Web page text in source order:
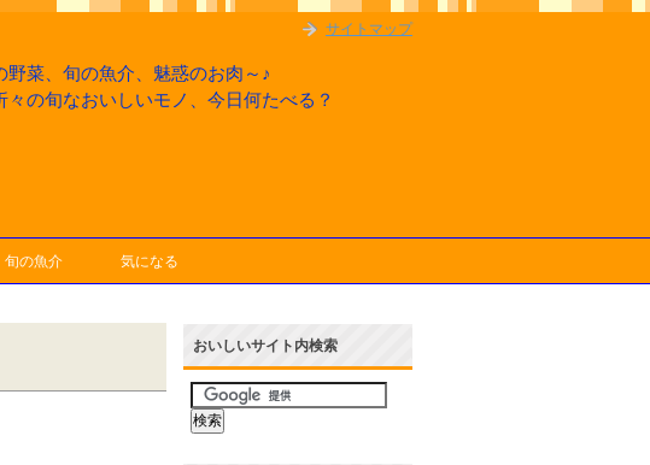
野菜、旬の魚介、魅惑のお肉～♪
々の旬なおいしいモノ、今日何たべる？
旬の魚介 気になる
おいしいサイト内検索
サイトマップ